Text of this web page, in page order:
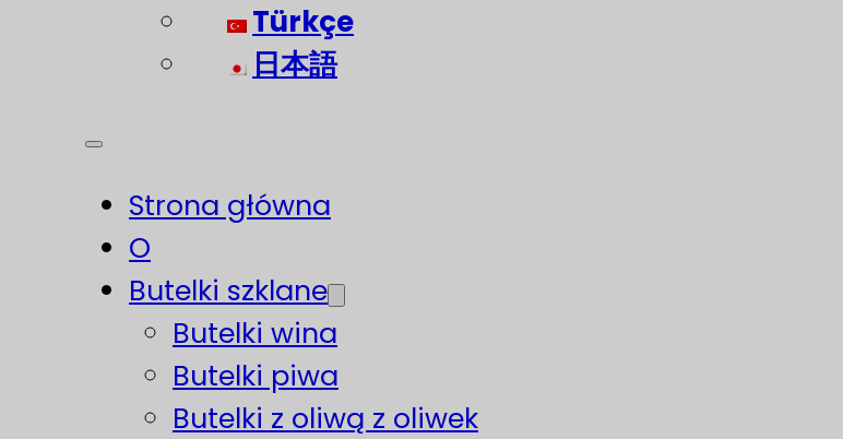
Türkçe
日本語
Strona główna
O
Butelki szklane
Butelki wina
Butelki piwa
Butelki z oliwą z oliwek